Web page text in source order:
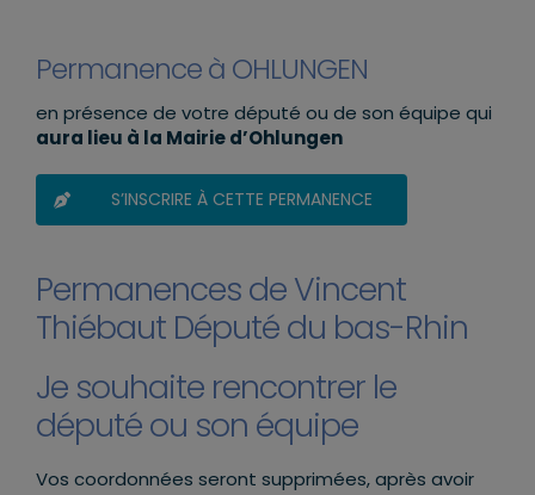
Permanence à OHLUNGEN
en présence de votre député ou de son équipe qui
aura lieu à la Mairie d’Ohlungen
S’INSCRIRE À CETTE PERMANENCE
Permanences de Vincent
Thiébaut Député du bas-Rhin
Je souhaite rencontrer le
député ou son équipe
Vos coordonnées seront supprimées, après avoir